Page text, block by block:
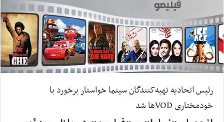
رئیس اتحادیه تهیه‌کنندگان سینما خواستار برخورد با
خودمختاری VODها شد